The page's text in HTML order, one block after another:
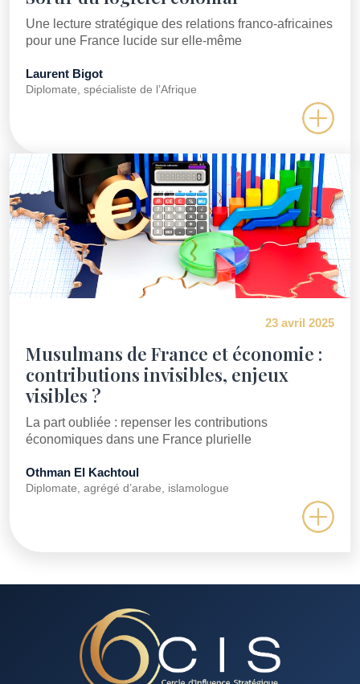
Une lecture stratégique des relations franco-africaines
pour une France lucide sur elle-même
Laurent Bigot
Diplomate, spécialiste de l’Afrique
23 avril 2025
Musulmans de France et économie :
contributions invisibles, enjeux
visibles ?
La part oubliée : repenser les contributions
économiques dans une France plurielle
Othman El Kachtoul
Diplomate, agrégé d’arabe, islamologue